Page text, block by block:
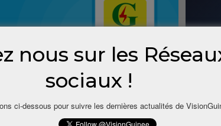
Ousmane Gaoual Diallo, ministre
opérateurs
de première nécessité. Les
nous sur les
sociaux !
ci-dessous pour suivre les dernières actualités de